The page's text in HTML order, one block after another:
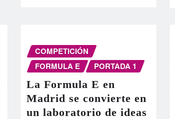
COMPETICIÓN
FORMULA E
PORTADA 1
La Formula E en
Madrid se convierte en
un laboratorio de ideas